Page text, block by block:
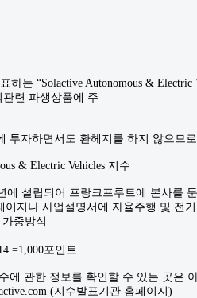
하는 “Solactive Autonomous &
련 파생상품에 주
투자하면서도 환헤지를 하지 않으므
& Electric Vehicles 지수
에 설립되어 프랑크프루트에 본사를
지나 사업설명서에 자율주행 및 전
중방식
포인트
에 관한 정보를 확인할 수 있는 곳은
(지수발표기관 홈페이지)